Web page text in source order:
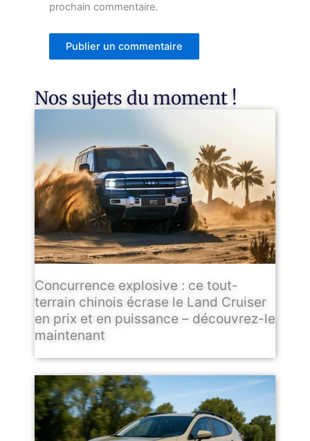
prochain commentaire.
Nos sujets du moment !
Concurrence explosive : ce tout-
terrain chinois écrase le Land Cruiser
en prix et en puissance – découvrez-le
maintenant